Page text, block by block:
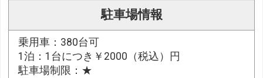
駐車場情報
乗用車：380台可
1泊：1台につき￥2000（税込）円
駐車場制限：★